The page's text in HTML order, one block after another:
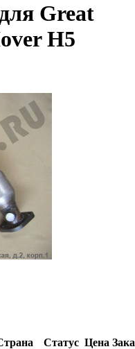
Great
H5
Статус Цена